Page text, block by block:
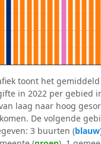
toont het
in 2022 per gebied
laag naar hoog
De volgende
3 buurten (blauw